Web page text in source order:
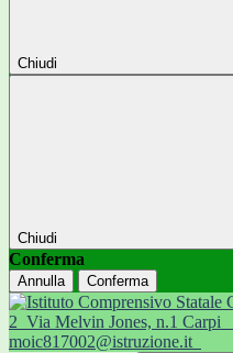
Chiudi
Chiudi
Conferma
Annulla Conferma
2 Via Melvin Jones, n.1 Carpi
moic817002@istruzione.it